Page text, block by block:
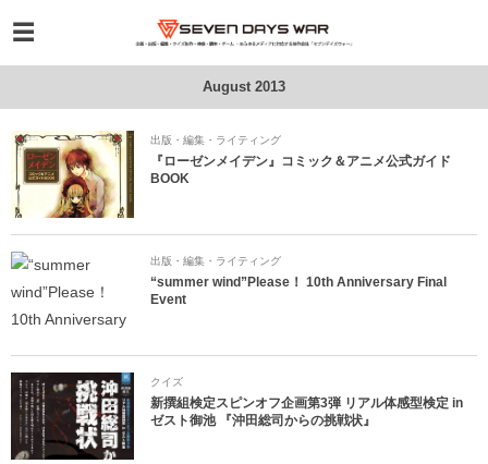
August 2013
出版・編集・ライティング
『ローゼンメイデン』コミック＆アニメ公式ガイド
BOOK
出版・編集・ライティング
“summer wind”Please！ 10th Anniversary Final
Event
クイズ
新撰組検定スピンオフ企画第3弾 リアル体感型検定 in
ゼスト御池 『沖田総司からの挑戦状』